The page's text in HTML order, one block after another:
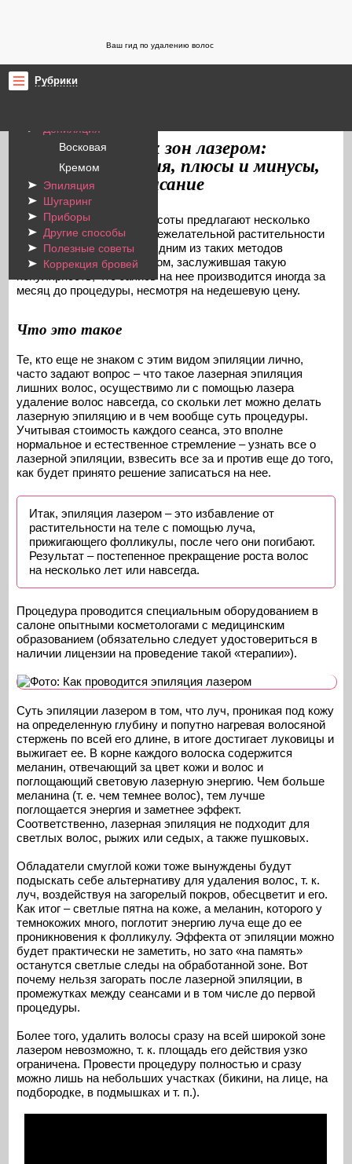
Ваш гид по удалению волос
Рубрики
Депиляция
Восковая
Кремом
Эпиляция
Шугаринг
Приборы
Другие способы
Полезные советы
Коррекция бровей
Эпиляция разных зон лазером:
противопоказания, плюсы и минусы,
подготовка и описание
Современные салоны красоты предлагают несколько
способов избавиться от нежелательной растительности
на любом участке тела. Одним из таких методов
является эпиляция лазером, заслужившая такую
популярность, что запись на нее производится иногда за
месяц до процедуры, несмотря на недешевую цену.
Что это такое
Те, кто еще не знаком с этим видом эпиляции лично,
часто задают вопрос – что такое лазерная эпиляция
лишних волос, осуществимо ли с помощью лазера
удаление волос навсегда, со скольки лет можно делать
лазерную эпиляцию и в чем вообще суть процедуры.
Учитывая стоимость каждого сеанса, это вполне
нормальное и естественное стремление – узнать все о
лазерной эпиляции, взвесить все за и против еще до того,
как будет принято решение записаться на нее.
Итак, эпиляция лазером – это избавление от
растительности на теле с помощью луча,
прижигающего фолликулы, после чего они погибают.
Результат – постепенное прекращение роста волос
на несколько лет или навсегда.
Процедура проводится специальным оборудованием в
салоне опытными косметологами с медицинским
образованием (обязательно следует удостовериться в
наличии лицензии на проведение такой «терапии»).
Суть эпиляции лазером в том, что луч, проникая под кожу
на определенную глубину и попутно нагревая волосяной
стержень по всей его длине, в итоге достигает луковицы и
выжигает ее. В корне каждого волоска содержится
меланин, отвечающий за цвет кожи и волос и
поглощающий световую лазерную энергию. Чем больше
меланина (т. е. чем темнее волос), тем лучше
поглощается энергия и заметнее эффект.
Соответственно, лазерная эпиляция не подходит для
светлых волос, рыжих или седых, а также пушковых.
Обладатели смуглой кожи тоже вынуждены будут
подыскать себе альтернативу для удаления волос, т. к.
луч, воздействуя на загорелый покров, обесцветит и его.
Как итог – светлые пятна на коже, а меланин, которого у
темнокожих много, поглотит энергию луча еще до ее
проникновения к фолликулу. Эффекта от эпиляции можно
будет практически не заметить, но зато «на память»
останутся светлые следы на обработанной зоне. Вот
почему нельзя загорать после лазерной эпиляции, в
промежутках между сеансами и в том числе до первой
процедуры.
Более того, удалить волосы сразу на всей широкой зоне
лазером невозможно, т. к. площадь его действия узко
ограничена. Провести процедуру полностью и сразу
можно лишь на небольших участках (бикини, на лице, на
подбородке, в подмышках и т. п.).